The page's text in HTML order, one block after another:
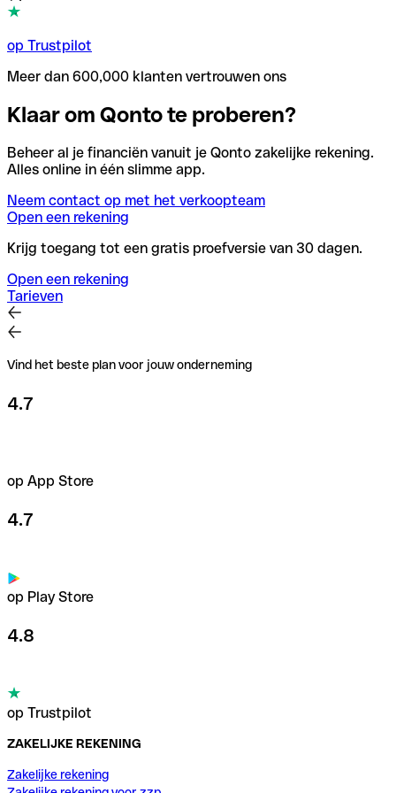
op Trustpilot
Meer dan 600,000 klanten vertrouwen ons
Klaar om Qonto te proberen?
Beheer al je financiën vanuit je Qonto zakelijke rekening.
Alles online in één slimme app.
Neem contact op met het verkoopteam
Open een rekening
Krijg toegang tot een gratis proefversie van 30 dagen.
Open een rekening
Tarieven
Vind het beste plan voor jouw onderneming
4.7
op App Store
4.7
op Play Store
4.8
op Trustpilot
ZAKELIJKE REKENING
Zakelijke rekening